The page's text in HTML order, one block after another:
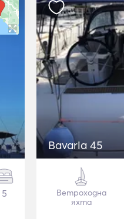
5
Bavaria 45
Ветроходна
яхта